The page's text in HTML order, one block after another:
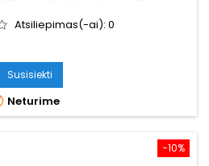
Atsiliepimas(-ai): 0
Susisiekti
Neturime
−10%